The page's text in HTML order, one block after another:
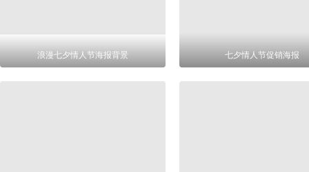
浪漫七夕情人节海报背景 七夕情人节促销海报